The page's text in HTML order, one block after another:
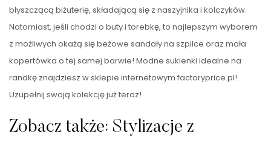
błyszczącą biżuterię, składającą się z naszyjnika i kolczyków.
Natomiast, jeśli chodzi o buty i torebkę, to najlepszym wyborem
z możliwych okażą się beżowe sandały na szpilce oraz mała
kopertówka o tej samej barwie! Modne sukienki idealne na
randkę znajdziesz w sklepie internetowym factoryprice.pl!
Uzupełnij swoją kolekcję już teraz!
Zobacz także: Stylizacje z